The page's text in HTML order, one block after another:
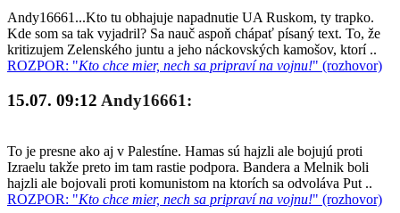
Andy16661...Kto tu obhajuje napadnutie UA Ruskom, ty trapko.
Kde som sa tak vyjadril? Sa nauč aspoň chápať písaný text. To, že
kritizujem Zelenského juntu a jeho náckovských kamošov, ktorí ..
ROZPOR: "Kto chce mier, nech sa pripraví na vojnu!" (rozhovor)
15.07. 09:12 Andy16661:
To je presne ako aj v Palestíne. Hamas sú hajzli ale bojujú proti
Izraelu takže preto im tam rastie podpora. Bandera a Melnik boli
hajzli ale bojovali proti komunistom na ktorích sa odvoláva Put ..
ROZPOR: "Kto chce mier, nech sa pripraví na vojnu!" (rozhovor)